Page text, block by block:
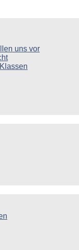
uns vor